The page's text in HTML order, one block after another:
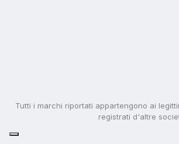
Tutti i marchi riportati appartengono ai
registrati d'altre